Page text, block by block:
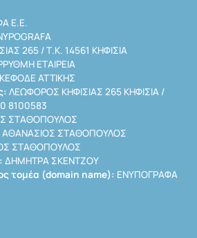
Ε.Ε.
265 / Τ.Κ. 14561 ΚΗΦΙΣΙΑ
ΕΤΑΙΡΕΙΑ
ΚΕΦΟΔΕ ΑΤΤΙΚΗΣ
ΛΕΩΦΟΡΟΣ ΚΗΦΙΣΙΑΣ 265 ΚΗΦΙΣΙΑ /
8100583
ΣΤΑΘΟΠΟΥΛΟΣ
ΑΘΑΝΑΣΙΟΣ ΣΤΑΘΟΠΟΥΛΟΣ
ΣΤΑΘΟΠΟΥΛΟΣ
ΔΗΜΗΤΡΑ ΣΚΕΝΤΖΟΥ
τομέα (domain name): ΕΝΥΠΟΓΡΑΦΑ